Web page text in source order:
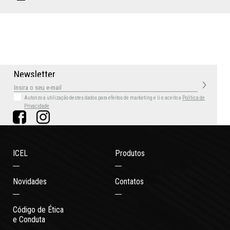
Newsletter
Autorizo a utilização destes dados para efeitos de marketing e li e aceito a Política de
Privacidade
ICEL Produtos
Novidades Contatos
Código de Ética
e Conduta